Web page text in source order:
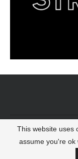
© 2022 -
This website uses
assume you're ok